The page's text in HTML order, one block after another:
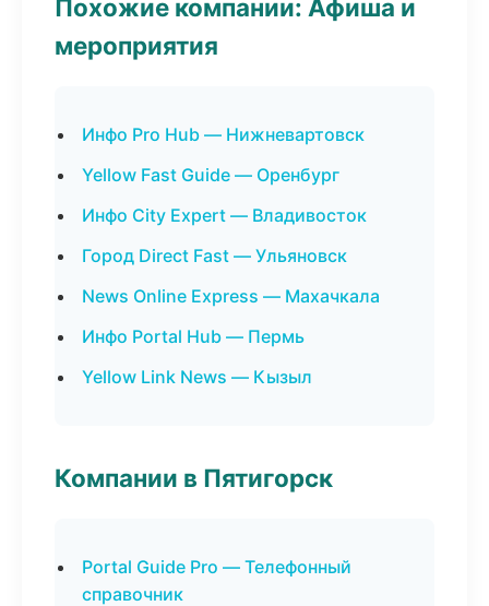
Похожие компании: Афиша и
мероприятия
Инфо Pro Hub — Нижневартовск
Yellow Fast Guide — Оренбург
Инфо City Expert — Владивосток
Город Direct Fast — Ульяновск
News Online Express — Махачкала
Инфо Portal Hub — Пермь
Yellow Link News — Кызыл
Компании в Пятигорск
Portal Guide Pro — Телефонный
справочник